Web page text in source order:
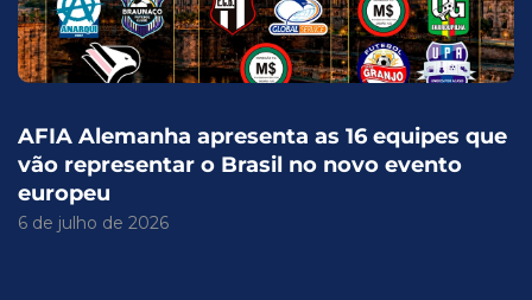
AFIA Alemanha apresenta as 16 equipes que
vão representar o Brasil no novo evento
europeu
6 de julho de 2026